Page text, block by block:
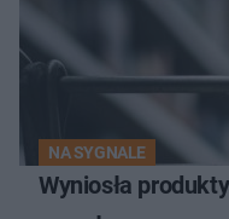
NA SYGNALE
Wyniosła